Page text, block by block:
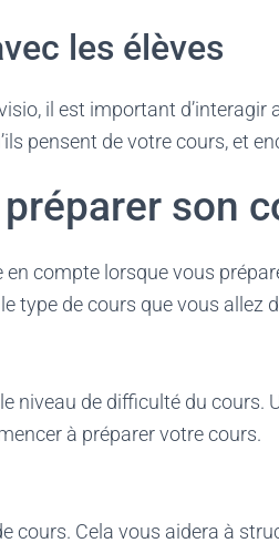
les élèves
il est important d’interagir
pensent de votre cours, et
son
compte lorsque vous
type de cours que vous allez
niveau de difficulté du cours.
à préparer votre cours.
cours. Cela vous aidera à